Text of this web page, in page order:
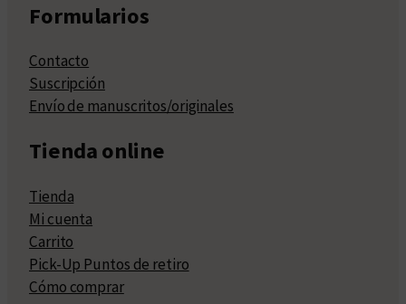
Formularios
Contacto
Suscripción
Envío de manuscritos/originales
Tienda online
Tienda
Mi cuenta
Carrito
Pick-Up Puntos de retiro
Cómo comprar